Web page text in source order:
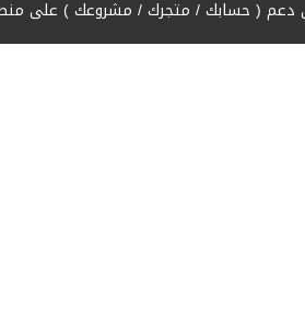
( حسابك / متجرك / مشروعك ) على منصات